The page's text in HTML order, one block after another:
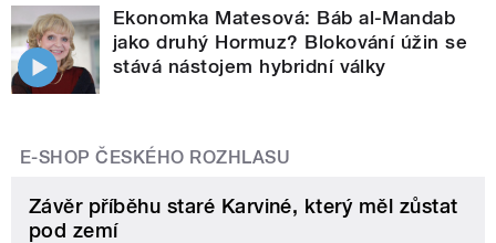
Ekonomka Matesová: Báb al-Mandab
jako druhý Hormuz? Blokování úžin se
stává nástojem hybridní války
E-SHOP ČESKÉHO ROZHLASU
Závěr příběhu staré Karviné, který měl zůstat
pod zemí